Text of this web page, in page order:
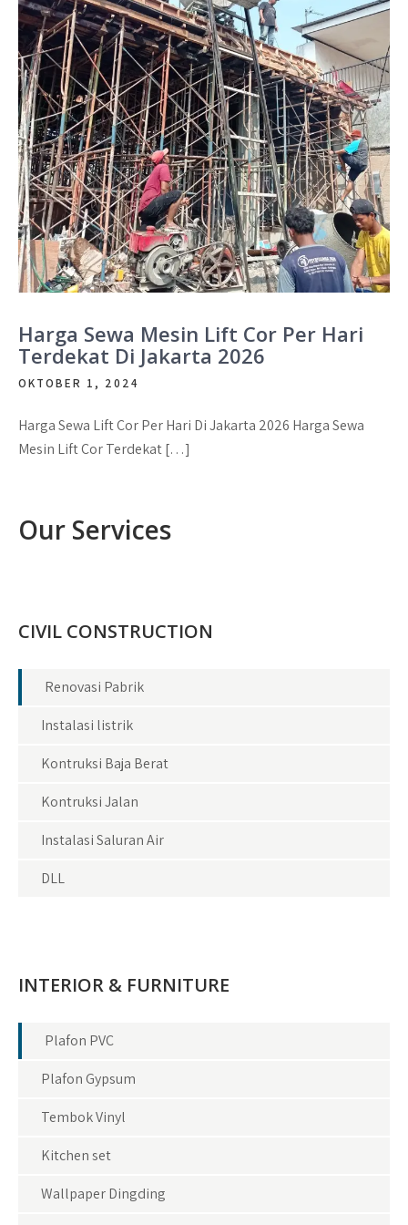
Harga Sewa Mesin Lift Cor Per Hari
Terdekat Di Jakarta 2026
OKTOBER 1, 2024
Harga Sewa Lift Cor Per Hari Di Jakarta 2026 Harga Sewa
Mesin Lift Cor Terdekat […]
Our Services
CIVIL CONSTRUCTION
Renovasi Pabrik
Instalasi listrik
Kontruksi Baja Berat
Kontruksi Jalan
Instalasi Saluran Air
DLL
INTERIOR & FURNITURE
Plafon PVC
Plafon Gypsum
Tembok Vinyl
Kitchen set
Wallpaper Dingding